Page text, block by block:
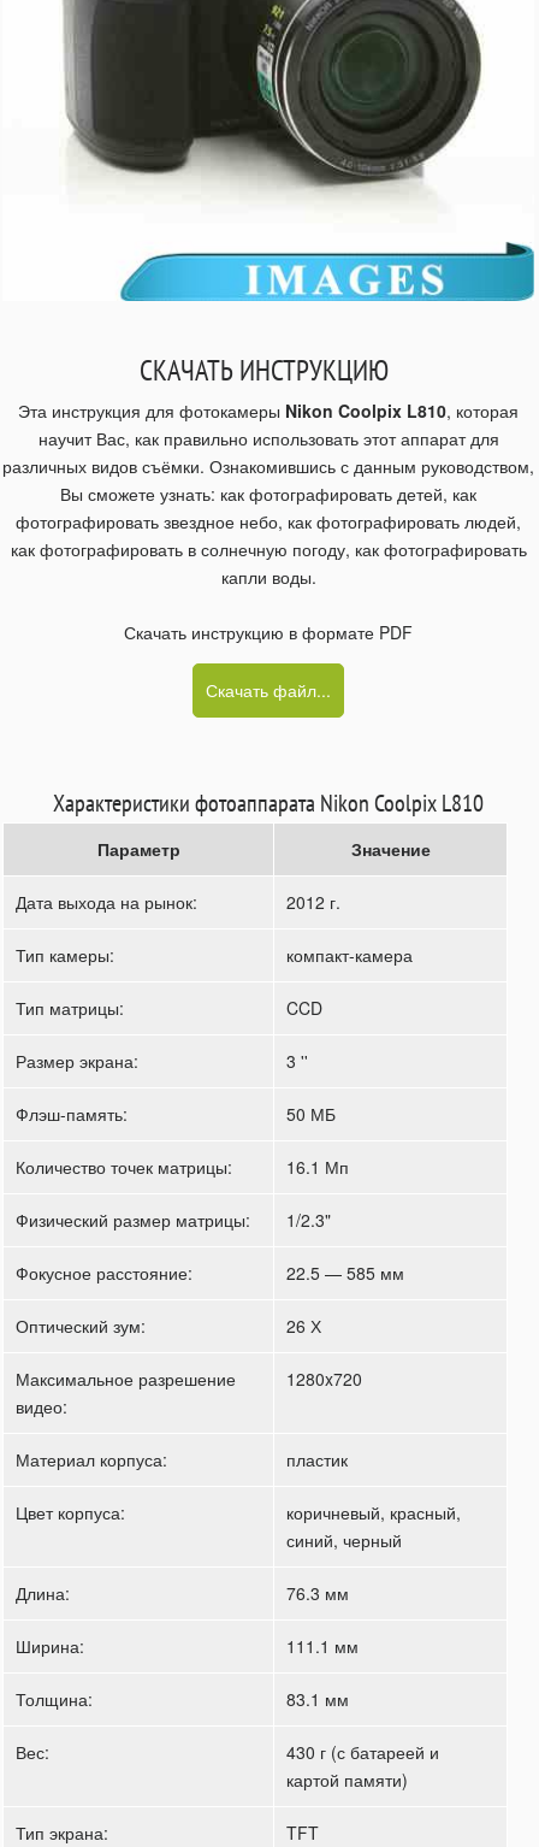
СКАЧАТЬ ИНСТРУКЦИЮ
Эта инструкция для фотокамеры Nikon Coolpix L810, которая
научит Вас, как правильно использовать этот аппарат для
различных видов съёмки. Ознакомившись с данным руководством,
Вы сможете узнать: как фотографировать детей, как
фотографировать звездное небо, как фотографировать людей,
как фотографировать в солнечную погоду, как фотографировать
капли воды.
Скачать инструкцию в формате PDF
Скачать файл...
Характеристики фотоаппарата Nikon Coolpix L810
Параметр Значение
Дата выхода на рынок: 2012 г.
Тип камеры: компакт-камера
Тип матрицы: CCD
Размер экрана: 3 ''
Флэш-память: 50 МБ
Количество точек матрицы: 16.1 Мп
Физический размер матрицы: 1/2.3"
Фокусное расстояние: 22.5 — 585 мм
Оптический зум: 26 Х
Максимальное разрешение
видео:
1280x720
Материал корпуса: пластик
Цвет корпуса:
коричневый, красный,
синий, черный
Длина: 76.3 мм
Ширина: 111.1 мм
Толщина: 83.1 мм
Вес:
430 г (с батареей и
картой памяти)
Тип экрана: TFT